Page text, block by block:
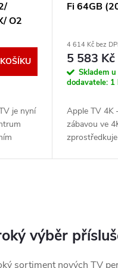
O2
11
je nyní
Fi 64GB
4 614 Kč bez
5 583 Kč
Skladem u
dodavatele: 1
Apple TV 4K
zábavou ve
výběr
sortiment nových TV